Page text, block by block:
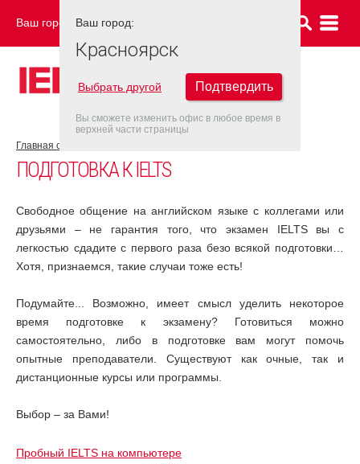
Ваш город: КРАСНОЯРСК
Главная страница
ПОДГОТОВКА К IELTS
Свободное общение на английском языке с коллегами или
друзьями – не гарантия того, что экзамен IELTS вы с
легкостью сдадите с первого раза безо всякой подготовки…
Хотя, признаемся, такие случаи тоже есть!
Подумайте... Возможно, имеет смысл уделить некоторое
время подготовке к экзамену? Готовиться можно
самостоятельно, либо в подготовке вам могут помочь
опытные преподаватели. Существуют как очные, так и
дистанционные курсы или программы.
Выбор – за Вами!
Пробный IELTS на компьютере
Ваш город:
Красноярск
Выбрать другой Подтвердить
Вы сможете изменить офис в любое время в
верхней части страницы